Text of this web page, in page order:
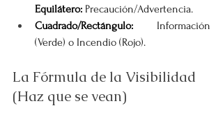
Equilátero: Precaución/Advertencia.
Cuadrado/Rectángulo: Información
(Verde) o Incendio (Rojo).
La Fórmula de la Visibilidad
(Haz que se vean)